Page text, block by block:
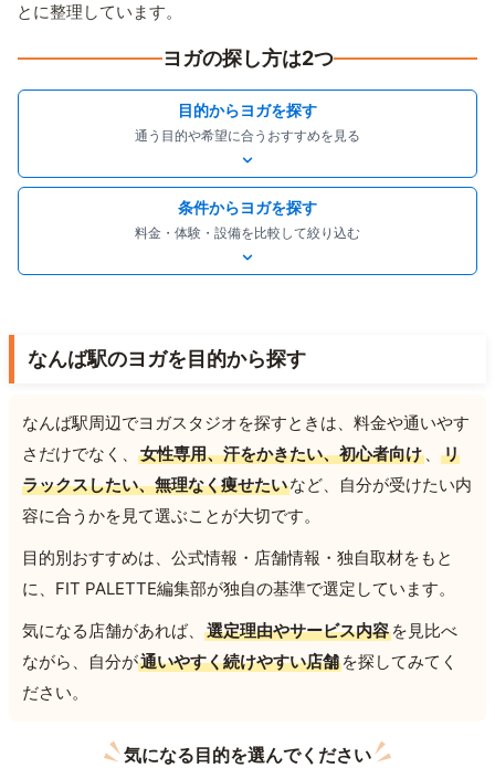
とに整理しています。
ヨガの探し方は2つ
目的からヨガを探す
通う目的や希望に合うおすすめを見る
条件からヨガを探す
料金・体験・設備を比較して絞り込む
なんば駅のヨガを目的から探す
なんば駅周辺でヨガスタジオを探すときは、料金や通いやす
さだけでなく、
女性専用、汗をかきたい、初心者向け 、
リ
ラックスしたい、無理なく痩せたいなど、自分が受けたい内
容に合うかを見て選ぶことが大切です。
目的別おすすめは、公式情報・店舗情報・独自取材をもと
に、FIT PALETTE編集部が独自の基準で選定しています。
気になる店舗があれば、
選定理由やサービス内容 を見比べ
ながら、自分が通いやすく続けやすい店舗 を探してみてく
ださい。
気になる目的を選んでください